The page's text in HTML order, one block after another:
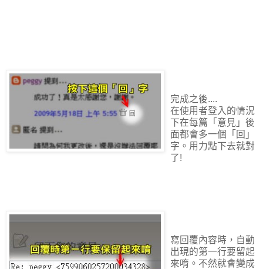
完成之後....
在使用者登入的情況
下在每篇「意見」後
面都會多一個「回」
字。用力點下去就對
了!
寫回覆內容時，自動
出現的第一行要留起
來唷。不然就會變成